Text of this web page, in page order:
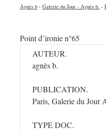
Agnès b - Galerie du Jour - Agnès b. -
Point d’ironie n°65
AUTEUR.
agnès b.
PUBLICATION.
Paris, Galerie du Jour
TYPE DOC.